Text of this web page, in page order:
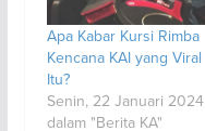
Apa Kabar Kursi Rimba
Kencana KAI yang Viral
Itu?
Senin, 22 Januari 2024
dalam "Berita KA"